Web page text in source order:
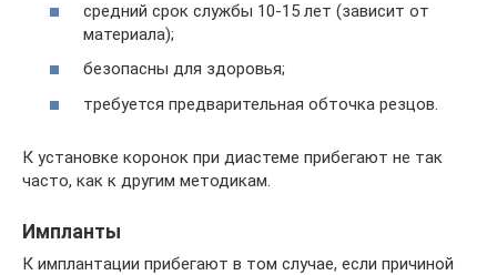
средний срок службы 10-15 лет (зависит от
материала);
безопасны для здоровья;
требуется предварительная обточка резцов.
К установке коронок при диастеме прибегают не так
часто, как к другим методикам.
Импланты
К имплантации прибегают в том случае, если причиной